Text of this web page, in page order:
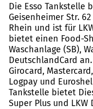
Die Esso Tankstelle
Geisenheimer Str.
Rhein und ist für
bietet einen Food-
Waschanlage (SB),
DeutschlandCard
Girocard,
Logpay und
Tankstelle bietet
Super Plus und LKW